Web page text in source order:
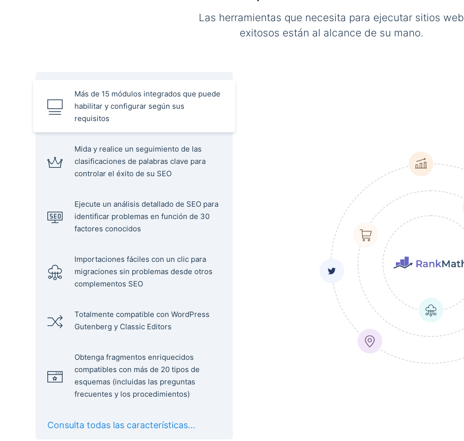
Las herramientas que necesita para ejecutar sitios web
exitosos están al alcance de su mano.
Más de 15 módulos integrados que puede
habilitar y configurar según sus
requisitos
Mida y realice un seguimiento de las
clasificaciones de palabras clave para
controlar el éxito de su SEO
Ejecute un análisis detallado de SEO para
identificar problemas en función de 30
factores conocidos
Importaciones fáciles con un clic para
migraciones sin problemas desde otros
complementos SEO
Totalmente compatible con WordPress
Gutenberg y Classic Editors
Obtenga fragmentos enriquecidos
compatibles con más de 20 tipos de
esquemas (incluidas las preguntas
frecuentes y los procedimientos)
Consulta todas las características...